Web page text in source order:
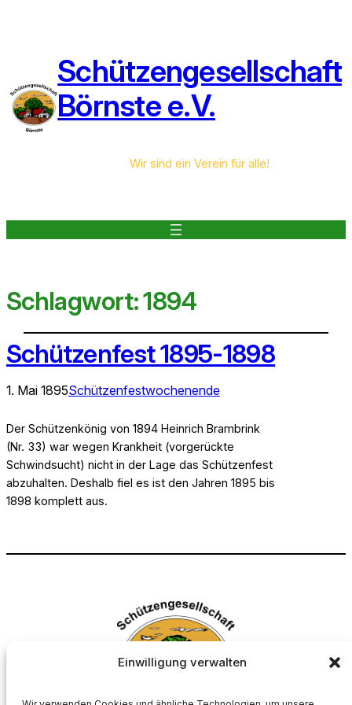
Einwilligung verwalten
Schützengesellschaft
Börnste e.V.
Wir sind ein Verein für alle!
Schlagwort:1894
Schützenfest 1895-1898
1. Mai 1895Schützenfestwochenende
Der Schützenkönig von 1894 Heinrich Brambrink
(Nr. 33) war wegen Krankheit (vorgerückte
Schwindsucht) nicht in der Lage das Schützenfest
abzuhalten. Deshalb fiel es ist den Jahren 1895 bis
1898 komplett aus.